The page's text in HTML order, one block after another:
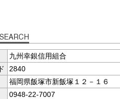
九州幸銀信用組合
2840
福岡県飯塚市新飯塚１２－１６
0948-22-7007